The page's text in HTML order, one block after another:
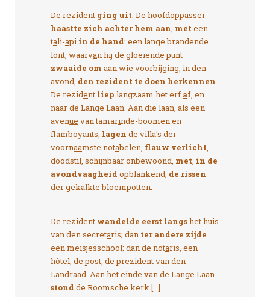
De rezident ging uit. De hoofdoppasser
haastte zich achter hem aan, met een
tali-api in de hand: een lange brandende
lont, waarvan hij de gloeiende punt
zwaaide om aan wie voorbijging, in den
avond, den rezident te doen herkennen.
De rezident liep langzaam het erf af, en
naar de Lange Laan. Aan die laan, als een
avenue van tamarinde-boomen en
flamboyants, lagen de villa's der
voornaamste notabelen, flauw verlicht,
doodstil, schijnbaar onbewoond, met, in de
avondvaagheid opblankend, de rissen
der gekalkte bloempotten.
De rezident wandelde eerst langshet huis
van den secretaris; dan ter andere zijde
een meisjesschool; dan de notaris, een
hôtel, de post, de prezident van den
Landraad. Aan het einde van de Lange Laan
stond de Roomsche kerk […]